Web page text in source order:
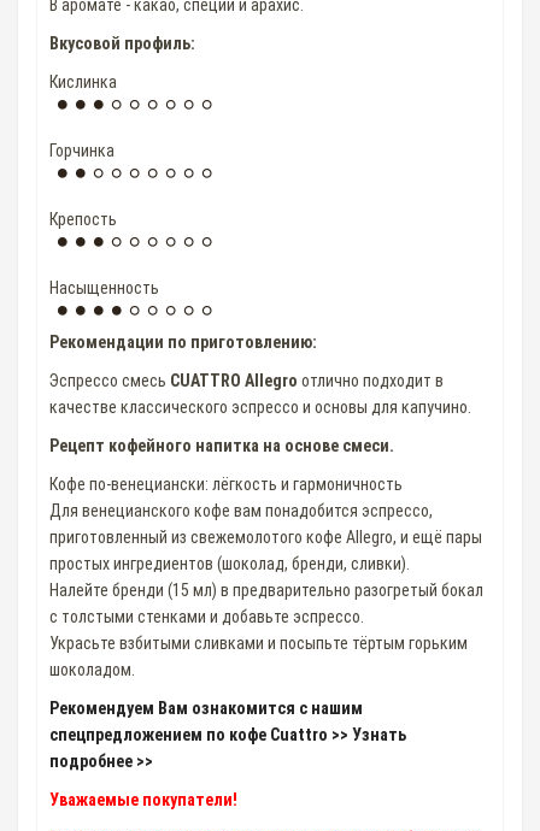
В аромате - какао, специи и арахис.
Вкусовой профиль:
Кислинка
Горчинка
Крепость
Насыщенность
Рекомендации по приготовлению:
Эспрессо смесь CUATTRO Allegro отлично подходит в
качестве классического эспрессо и основы для капучино.
Рецепт кофейного напитка на основе смеси.
Кофе по-венециански: лёгкость и гармоничность
Для венецианского кофе вам понадобится эспрессо,
приготовленный из свежемолотого кофе Allegro, и ещё пары
простых ингредиентов (шоколад, бренди, сливки).
Налейте бренди (15 мл) в предварительно разогретый бокал
c толстыми стенками и добавьте эспрессо.
Украсьте взбитыми сливками и посыпьте тёртым горьким
шоколадом.
Рекомендуем Вам ознакомится с нашим
спецпредложением по кофе Cuattro >> Узнать
подробнее >>
Уважаемые покупатели!